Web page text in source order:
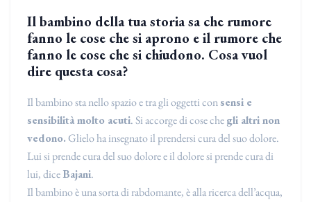
Il bambino della tua storia sa che rumore
fanno le cose che si aprono e il rumore che
fanno le cose che si chiudono. Cosa vuol
dire questa cosa?
Il bambino sta nello spazio e tra gli oggetti consensi e
sensibilità molto acuti. Si accorge di cose chegli altri non
vedono.Glielo ha insegnato il prendersi cura del suo dolore.
Lui si prende cura del suo dolore e il dolore si prende cura di
lui, diceBajani.
Il bambino è una sorta di rabdomante, è alla ricerca dell’acqua,